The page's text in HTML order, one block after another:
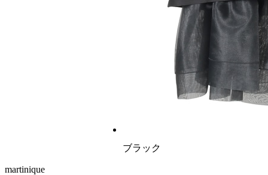
ブラック
martinique